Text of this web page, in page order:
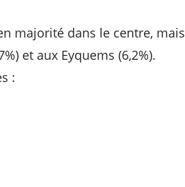
majorité dans le centre, mais
et aux Eyquems (6,2%).
: